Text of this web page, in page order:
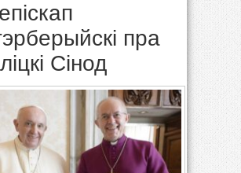
пра
Сінод